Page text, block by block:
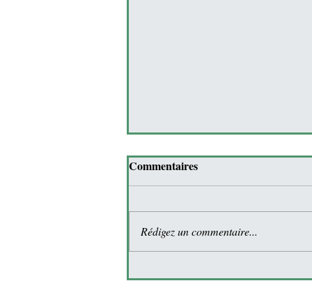
Commentaires
Rédigez un commentaire...